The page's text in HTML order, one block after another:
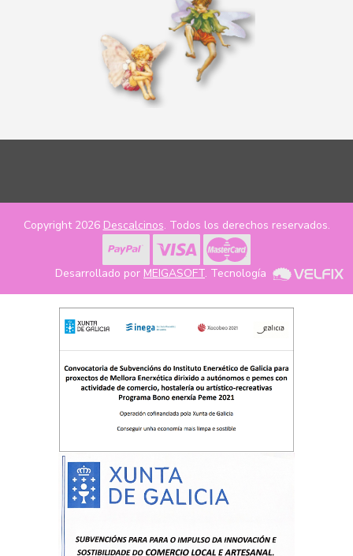
Copyright 2026 Descalcinos. Todos los derechos reservados.
Desarrollado por MEIGASOFT. Tecnología